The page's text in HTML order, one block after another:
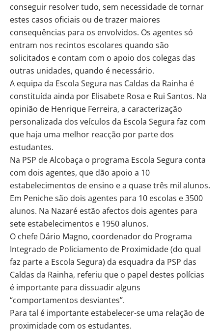
conseguir resolver tudo, sem necessidade de tornar
estes casos oficiais ou de trazer maiores
consequências para os envolvidos. Os agentes só
entram nos recintos escolares quando são
solicitados e contam com o apoio dos colegas das
outras unidades, quando é necessário.
A equipa da Escola Segura nas Caldas da Rainha é
constituída ainda por Elisabete Rosa e Rui Santos. Na
opinião de Henrique Ferreira, a caracterização
personalizada dos veículos da Escola Segura faz com
que haja uma melhor reacção por parte dos
estudantes.
Na PSP de Alcobaça o programa Escola Segura conta
com dois agentes, que dão apoio a 10
estabelecimentos de ensino e a quase três mil alunos.
Em Peniche são dois agentes para 10 escolas e 3500
alunos. Na Nazaré estão afectos dois agentes para
sete estabelecimentos e 1950 alunos.
O chefe Dário Magno, coordenador do Programa
Integrado de Policiamento de Proximidade (do qual
faz parte a Escola Segura) da esquadra da PSP das
Caldas da Rainha, referiu que o papel destes polícias
é importante para dissuadir alguns
“comportamentos desviantes”.
Para tal é importante estabelecer-se uma relação de
proximidade com os estudantes.